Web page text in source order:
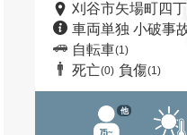
刈谷市矢場町四
車両単独 小破事
自転車(1)
死亡(0) 負傷(1)
他